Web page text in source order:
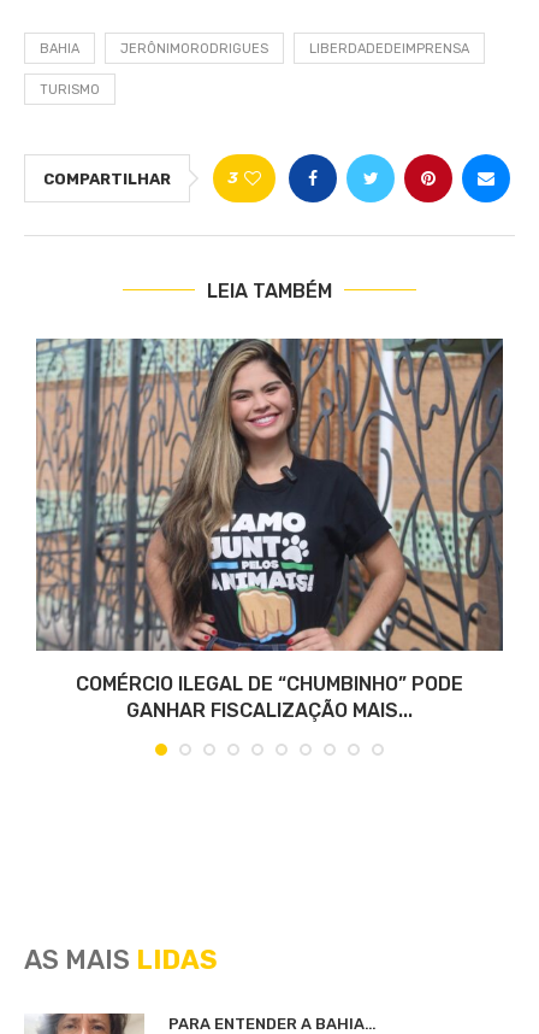
BAHIA JERÔNIMORODRIGUES LIBERDADEDEIMPRENSA
TURISMO
COMPARTILHAR 3
LEIA TAMBÉM
COMÉRCIO ILEGAL DE “CHUMBINHO” PODE
GANHAR FISCALIZAÇÃO MAIS...
AS MAIS LIDAS
PARA ENTENDER A BAHIA…